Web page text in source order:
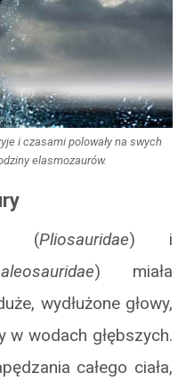
i czasami polowały na swych
elasmozaurów.
(Pliosauridae) i
) miała
wydłużone głowy,
w wodach głębszych.
całego ciała,